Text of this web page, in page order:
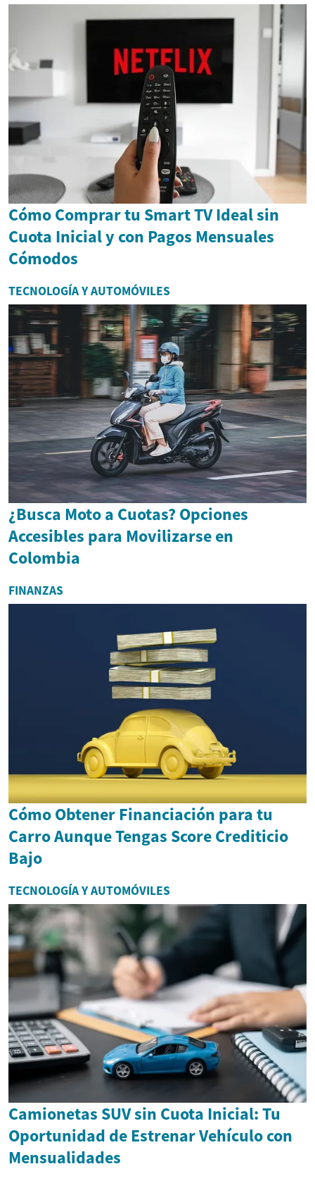
Cómo Comprar tu Smart TV Ideal sin
Cuota Inicial y con Pagos Mensuales
Cómodos
TECNOLOGÍA Y AUTOMÓVILES
¿Busca Moto a Cuotas? Opciones
Accesibles para Movilizarse en
Colombia
FINANZAS
Cómo Obtener Financiación para tu
Carro Aunque Tengas Score Crediticio
Bajo
TECNOLOGÍA Y AUTOMÓVILES
Camionetas SUV sin Cuota Inicial: Tu
Oportunidad de Estrenar Vehículo con
Mensualidades